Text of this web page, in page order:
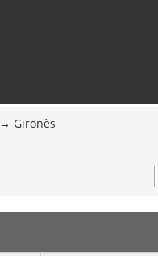
Gironès